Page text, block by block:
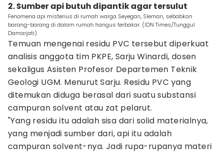
2. Sumber api butuh dipantik agar tersulut
Fenomena api misterius di rumah warga Seyegan, Sleman, sebabkan
barang-barang di dalam rumah hangus terbakar. (IDN Times/Tunggul
Damarjati)
Temuan mengenai residu PVC tersebut diperkuat
analisis anggota tim PKPE, Sarju Winardi, dosen
sekaligus Asisten Profesor Departemen Teknik
Geologi UGM. Menurut Sarju. Residu PVC yang
ditemukan diduga berasal dari suatu substansi
campuran solvent atau zat pelarut.
"Yang residu itu adalah sisa dari solid materialnya,
yang menjadi sumber dari, api itu adalah
campuran solvent-nya. Jadi rupa-rupanya materi